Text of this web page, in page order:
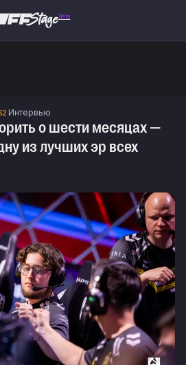
Beta
Интервью
о шести месяцах —
из лучших эр всех